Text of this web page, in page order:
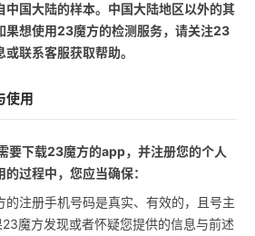
中国大陆的样本。中国大陆地区以外的其
果想使用23魔方的检测服务，请关注23
联系客服获取帮助。
使用
要下载23魔方的app，并注册您的个人
过程中，您应当确保：
的注册手机号码是真实、有效的，且号主
魔方发现或者怀疑您提供的信息与前述